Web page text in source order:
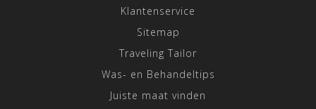
Klantenservice
Sitemap
Traveling Tailor
Was- en Behandeltips
Juiste maat vinden